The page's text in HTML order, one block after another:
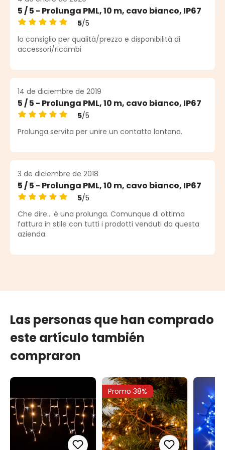
5 / 5 - Prolunga PML, 10 m, cavo bianco, IP67
Calificación promedio de 5 de 5 estrellas
5/5
lo consiglio per qualità/prezzo e disponibilità di
accessori/ricambi
14 de diciembre de 2019
5 / 5 - Prolunga PML, 10 m, cavo bianco, IP67
Calificación promedio de 5 de 5 estrellas
5/5
Prolunga servita per unire un contatto lontano.
3 de diciembre de 2018
5 / 5 - Prolunga PML, 10 m, cavo bianco, IP67
Calificación promedio de 5 de 5 estrellas
5/5
Che dire... è una prolunga. Comunque di ottima
fattura in stile con tutti i prodotti venduti da questa
azienda.
Las personas que han comprado
este artículo también
compraron
Promo 38%